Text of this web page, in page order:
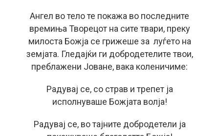
Ангел во тело те покажа во последните
времиња Творецот на сите твари, преку
милоста Божја се грижеше за луѓето на
земјата. Гледајќи ги добродетелите твои,
преблажени Јоване, вака коленичиме:
Радувај се, со страв и трепет ја
исполнуваше Божјата волја!
Радувај се, во тајните добродетели ја